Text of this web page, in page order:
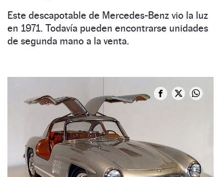
Este descapotable de Mercedes-Benz vio la luz
en 1971. Todavía pueden encontrarse unidades
de segunda mano a la venta.